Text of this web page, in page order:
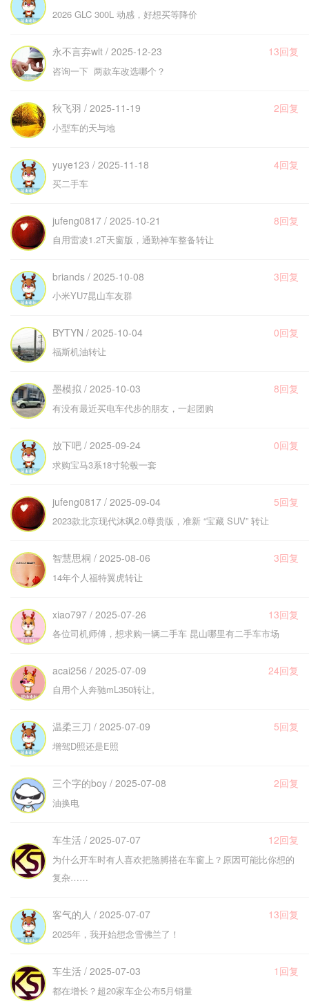
2026 GLC 300L 动感，好想买等降价
永不言弃wlt / 2025-12-23 13回复
咨询一下 两款车改选哪个？
秋飞羽 / 2025-11-19 2回复
小型车的天与地
yuye123 / 2025-11-18 4回复
买二手车
jufeng0817 / 2025-10-21 8回复
自用雷凌1.2T天窗版，通勤神车整备转让
briands / 2025-10-08 3回复
小米YU7昆山车友群
BYTYN / 2025-10-04 0回复
福斯机油转让
墨模拟 / 2025-10-03 8回复
有没有最近买电车代步的朋友，一起团购
放下吧 / 2025-09-24 0回复
求购宝马3系18寸轮毂一套
jufeng0817 / 2025-09-04 5回复
2023款北京现代沐飒2.0尊贵版，准新 “宝藏 SUV” 转让
智慧思桐 / 2025-08-06 3回复
14年个人福特翼虎转让
xiao797 / 2025-07-26 13回复
各位司机师傅，想求购一辆二手车 昆山哪里有二手车市场
acai256 / 2025-07-09 24回复
自用个人奔驰mL350转让。
温柔三刀 / 2025-07-09 5回复
增驾D照还是E照
三个字的boy / 2025-07-08 2回复
油换电
车生活 / 2025-07-07 12回复
为什么开车时有人喜欢把胳膊搭在车窗上？原因可能比你想的
复杂……
客气的人 / 2025-07-07 13回复
2025年，我开始想念雪佛兰了！
车生活 / 2025-07-03 1回复
都在增长？超20家车企公布5月销量